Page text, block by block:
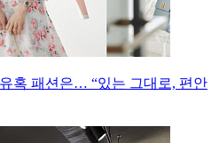
혹 패션은… “있는 그대로, 편안